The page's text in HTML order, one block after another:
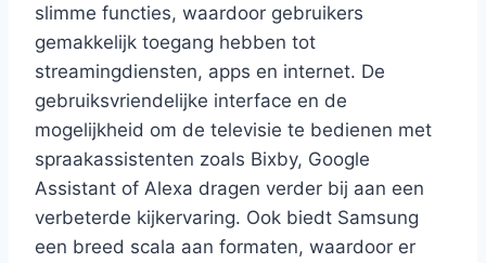
slimme functies, waardoor gebruikers
gemakkelijk toegang hebben tot
streamingdiensten, apps en internet. De
gebruiksvriendelijke interface en de
mogelijkheid om de televisie te bedienen met
spraakassistenten zoals Bixby, Google
Assistant of Alexa dragen verder bij aan een
verbeterde kijkervaring. Ook biedt Samsung
een breed scala aan formaten, waardoor er